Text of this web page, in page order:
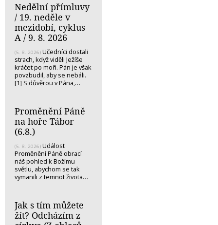
Nedělní přímluvy
/ 19. neděle v
mezidobí, cyklus
A / 9. 8. 2026
(5. 8. 2026) Učedníci dostali
strach, když viděli Ježíše
kráčet po moři. Pán je však
povzbudil, aby se nebáli.
[1] S důvěrou v Pána,…
Proměnění Páně
na hoře Tábor
(6.8.)
(5. 8. 2026) Událost
Proměnění Páně obrací
náš pohled k Božímu
světlu, abychom se tak
vymanili z temnot života…
Jak s tím můžete
žít? Odcházím z